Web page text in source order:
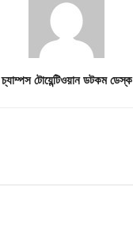
চ্যাম্পস টোয়েন্টিওয়ান ডটকম ডেস্ক